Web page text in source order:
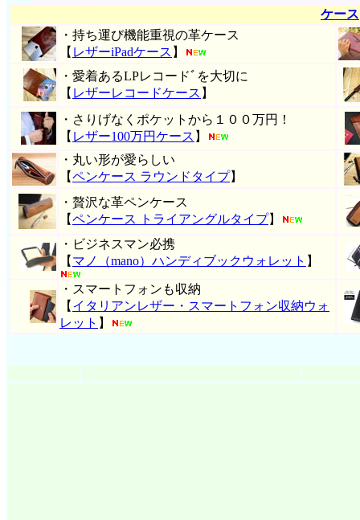
ケース
・持ち運び機能重視の革ケース
【 レザーiPadケース 】
・愛着あるLPレコードﾞを大切に
【 レザーレコードケース 】
・さりげなくポケットから１００万円！
【 レザー100万円ケース 】
・丸い形が愛らしい
【ペンケース ラウンドタイプ】
・贅沢な革ペンケース
【ペンケース トライアングルタイプ】
・ビジネスマン必携
【 マノ（mano）ハンディブックウォレット 】
・スマートフォンも収納
【 イタリアンレザー・スマートフォン収納ウォ
レット 】